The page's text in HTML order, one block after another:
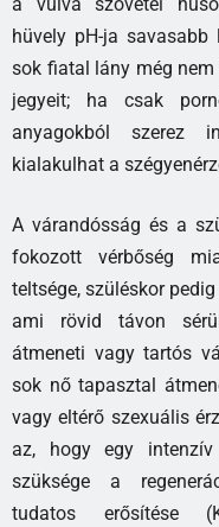
hüvely pH-ja
sok fiatal lány még
jegyeit; ha csak
anyagokból szerez
kialakulhat a
A várandósság és a
fokozott vérbőség
teltsége, szüléskor
ami rövid távon
átmeneti vagy tartós
sok nő tapasztal
vagy eltérő szexuális
az, hogy egy
szüksége a
tudatos erősítése